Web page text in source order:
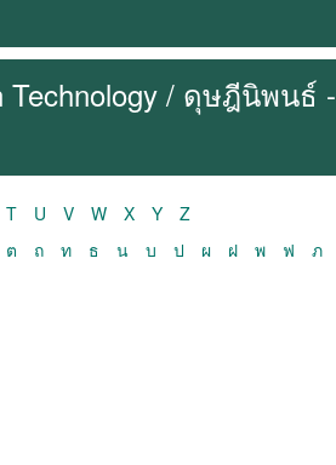
Technology / ดุษฎีนิพนธ์ -
T U V W X Y
Z
ต ถ ท ธ น บ ป ผ ฝ พ ฟ ภ